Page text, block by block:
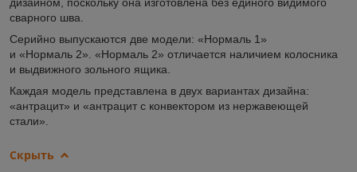
сварного шва.
Серийно выпускаются две модели: «Нормаль 1»
и «Нормаль 2». «Нормаль 2» отличается наличием колосника
и выдвижного зольного ящика.
Каждая модель представлена в двух вариантах дизайна:
«антрацит» и «антрацит с конвектором из нержавеющей
стали».
Скрыть